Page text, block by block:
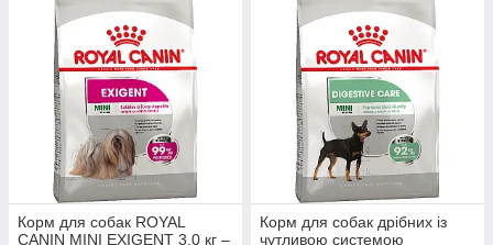
Корм для собак ROYAL
CANIN MINI EXIGENT 3.0 кг –
Корм для собак дрібних із
чутливою системою